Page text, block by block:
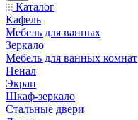
Каталог
Кафель
Мебель для ванных
Зеркало
Мебель для ванных комнат
Пенал
Экран
Шкаф-зеркало
Стальные двери